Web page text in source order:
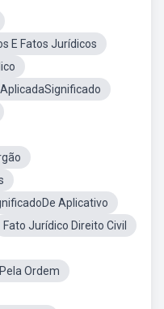
E Fatos Jurídicos
AplicadaSignificado
Aplicativo
Fato Jurídico Direito Civil
Ordem